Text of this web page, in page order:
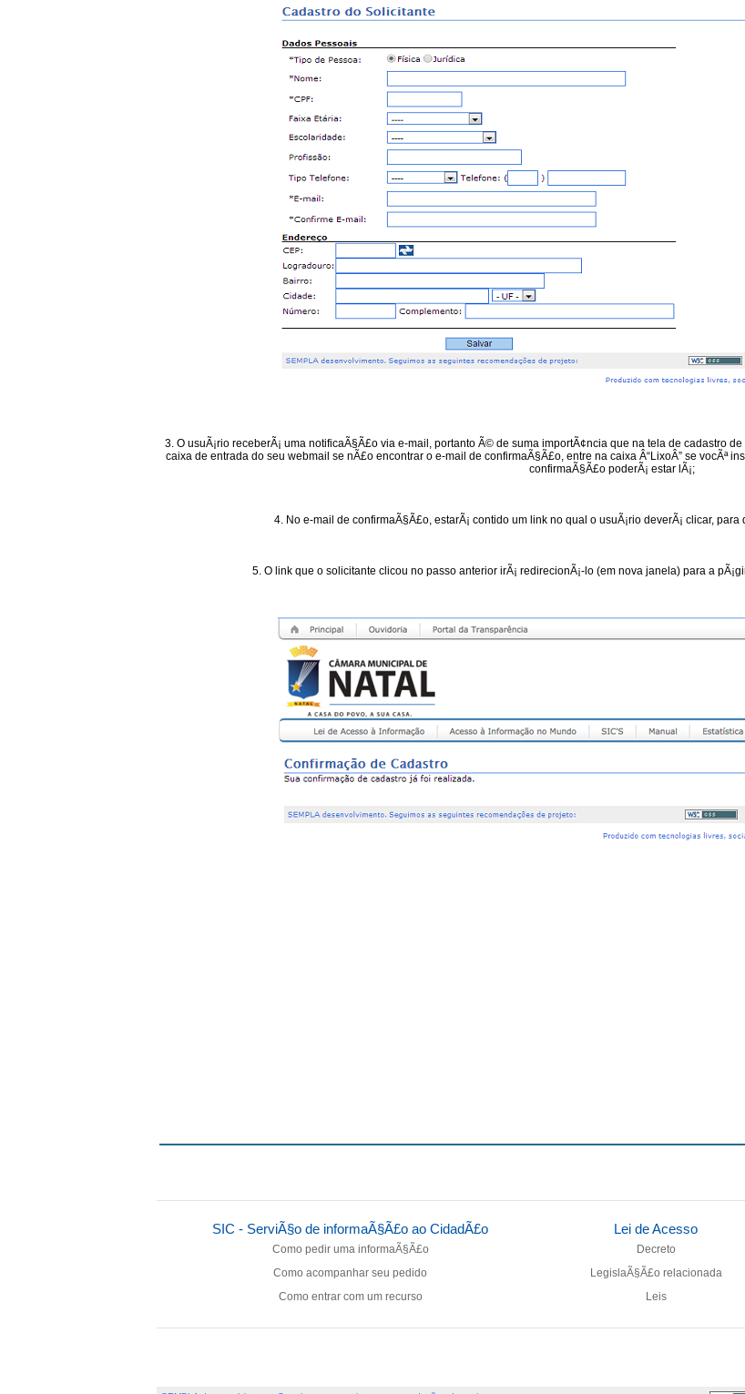
3. O usuÃ¡rio receberÃ¡ uma notificaÃ§Ã£o via e-mail, portanto Ã© de suma importÃ¢ncia que na tela de cadastro
caixa de entrada do seu webmail se nÃ£o encontrar o e-mail de confirmaÃ§Ã£o, entre na caixa Â“LixoÂ” se vocÃª
confirmaÃ§Ã£o poderÃ¡ estar lÃ¡;
4. No e-mail de confirmaÃ§Ã£o, estarÃ¡ contido um link no qual o usuÃ¡rio deverÃ¡ clicar,
5. O link que o solicitante clicou no passo anterior irÃ¡ redirecionÃ¡-lo (em nova janela) para a
SIC - ServiÃ§o de informaÃ§Ã£o ao CidadÃ£o Lei de Acesso
Como pedir uma informaÃ§Ã£o Decreto
Como acompanhar seu pedido
LegislaÃ§Ã£o relacionada
Como entrar com um recurso
Leis